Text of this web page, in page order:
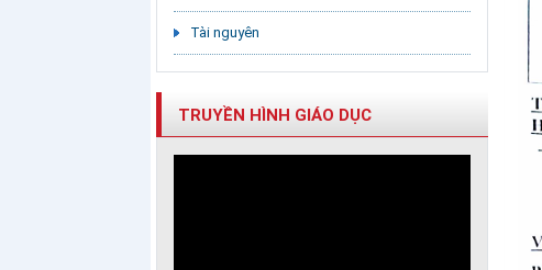
Tài nguyên
TRUYỀN HÌNH GIÁO DỤC